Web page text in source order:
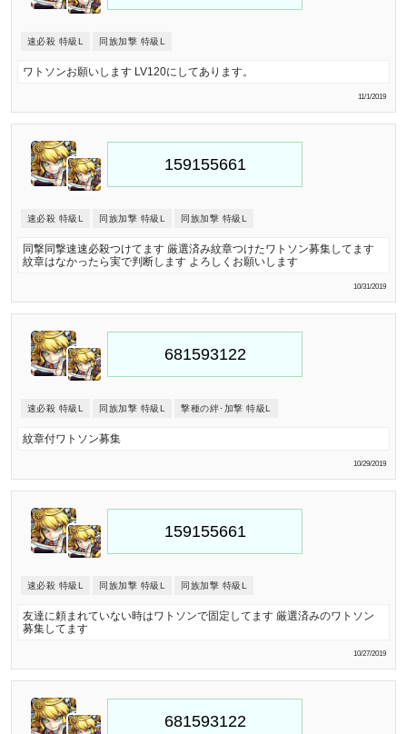
速必殺 特級L 同族加撃 特級L
ワトソンお願いします LV120にしてあります。
11/1/2019
速必殺 特級L 同族加撃 特級L 同族加撃 特級L
同撃同撃速速必殺つけてます 厳選済み紋章つけたワトソン募集してます
紋章はなかったら実で判断します よろしくお願いします
10/31/2019
速必殺 特級L 同族加撃 特級L 撃種の絆･加撃 特級L
紋章付ワトソン募集
10/29/2019
速必殺 特級L 同族加撃 特級L 同族加撃 特級L
友達に頼まれていない時はワトソンで固定してます 厳選済みのワトソン
募集してます
10/27/2019